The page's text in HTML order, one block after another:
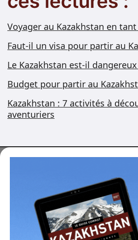
Voyager au Kazakhstan en
Faut-il un visa pour partir au
Le Kazakhstan est-il dangereux
Budget pour partir au
Kazakhstan : 7 activités à
aventuriers
Vous voulez
au
Je peux vous aider à